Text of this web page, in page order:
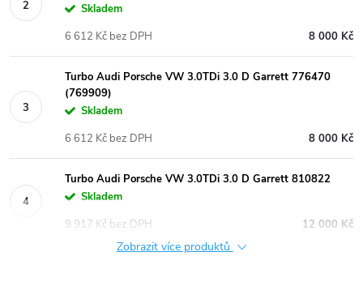
Skladem
8 000 Kč
6 612 Kč bez DPH
Turbo Audi Porsche VW 3.0TDi 3.0 D Garrett 776470
(769909)
Skladem
8 000 Kč
6 612 Kč bez DPH
Turbo Audi Porsche VW 3.0TDi 3.0 D Garrett 810822
Skladem
12 000 Kč
9 917 Kč bez DPH
Zobrazit více produktů